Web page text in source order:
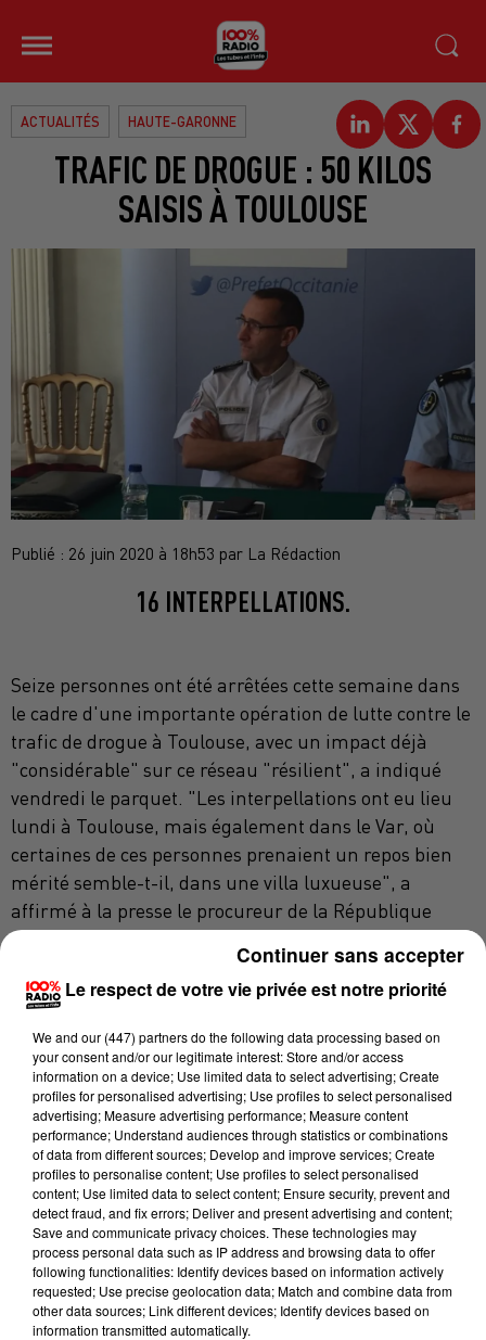
ACTUALITÉS HAUTE-GARONNE
TRAFIC DE DROGUE : 50 KILOS
SAISIS À TOULOUSE
Publié : 26 juin 2020 à 18h53 par La Rédaction
16 INTERPELLATIONS.
Seize personnes ont été arrêtées cette semaine dans
le cadre d'une importante opération de lutte contre le
trafic de drogue à Toulouse, avec un impact déjà
"considérable" sur ce réseau "résilient", a indiqué
vendredi le parquet. "Les interpellations ont eu lieu
lundi à Toulouse, mais également dans le Var, où
certaines de ces personnes prenaient un repos bien
mérité semble-t-il, dans une villa luxueuse", a
affirmé à la presse le procureur de la République
Dominique Alzéari.
Parmi ces 16 personnes placées en garde à vue, 10
ont déjà été mises en examen, avec une personne
sous contrôle judiciaire et sept en détention, a précisé
le procureur. Ce coup de filet "fructueux" est le
résultat de "plusieurs mois d'enquête" menée par le
service de la brigade des stupéfiants de la DDSP et
dirigée par le parquet, a poursuivi M. Alzéari.
Elle a permis de mettre la main sur un "réseau
structuré de trafic de stupéfiants portant
singulièrement sur le quartier des Izards" dans le
nord de Toulouse où "des milliers et des milliers
d'euros sont générés quotidiennement", a-t-il ajouté.
Lors des interpellations, les policiers ont saisi près de
Le respect de votre vie privée est notre priorité
We and our (447) partnersdo the following data processing based on
your consent and/or our legitimate interest: Store and/or access
information on a device; Use limited data to select advertising; Create
profiles for personalised advertising; Use profiles to select personalised
advertising; Measure advertising performance; Measure content
performance; Understand audiences through statistics or combinations
of data from different sources; Develop and improve services; Create
profiles to personalise content; Use profiles to select personalised
content; Use limited data to select content; Ensure security, prevent and
detect fraud, and fix errors; Deliver and present advertising and content;
Save and communicate privacy choices. These technologies may
process personal data such as IP address and browsing data to offer
following functionalities: Identify devices based on information actively
requested; Use precise geolocation data; Match and combine data from
other data sources; Link different devices; Identify devices based on
information transmitted automatically.
Continuer sans accepter